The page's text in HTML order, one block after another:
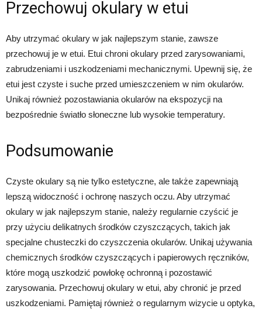
Przechowuj okulary w etui
Aby utrzymać okulary w jak najlepszym stanie, zawsze
przechowuj je w etui. Etui chroni okulary przed zarysowaniami,
zabrudzeniami i uszkodzeniami mechanicznymi. Upewnij się, że
etui jest czyste i suche przed umieszczeniem w nim okularów.
Unikaj również pozostawiania okularów na ekspozycji na
bezpośrednie światło słoneczne lub wysokie temperatury.
Podsumowanie
Czyste okulary są nie tylko estetyczne, ale także zapewniają
lepszą widoczność i ochronę naszych oczu. Aby utrzymać
okulary w jak najlepszym stanie, należy regularnie czyścić je
przy użyciu delikatnych środków czyszczących, takich jak
specjalne chusteczki do czyszczenia okularów. Unikaj używania
chemicznych środków czyszczących i papierowych ręczników,
które mogą uszkodzić powłokę ochronną i pozostawić
zarysowania. Przechowuj okulary w etui, aby chronić je przed
uszkodzeniami. Pamiętaj również o regularnym wizycie u optyka,